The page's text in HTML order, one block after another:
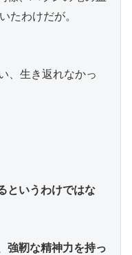
たわけだが。
、生き返れなかっ
というわけではな
強靭な精神力を持っ